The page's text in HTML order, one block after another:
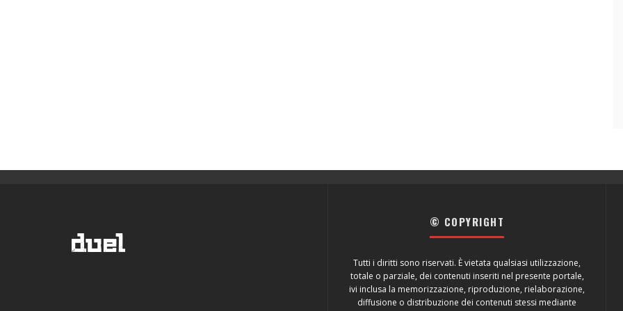
© COPYRIGHT
Tutti i diritti sono riservati. È vietata qualsiasi utilizzazione,
totale o parziale, dei contenuti inseriti nel presente portale,
ivi inclusa la memorizzazione, riproduzione, rielaborazione,
diffusione o distribuzione dei contenuti stessi mediante